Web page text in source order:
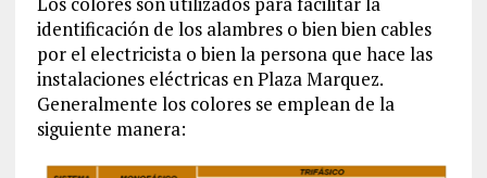
identificación de los alambres o bien bien cables
por el electricista o bien la persona que hace las
instalaciones eléctricas en Plaza Marquez.
Generalmente los colores se emplean de la
siguiente manera: